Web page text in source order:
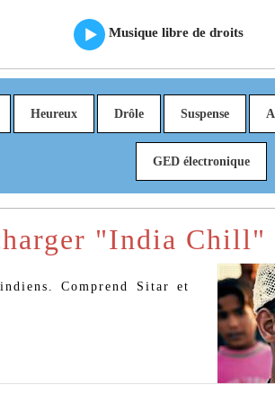
Musique libre de droits
Heureux Drôle Suspense
GED électronique
"India Chill"
Comprend Sitar et